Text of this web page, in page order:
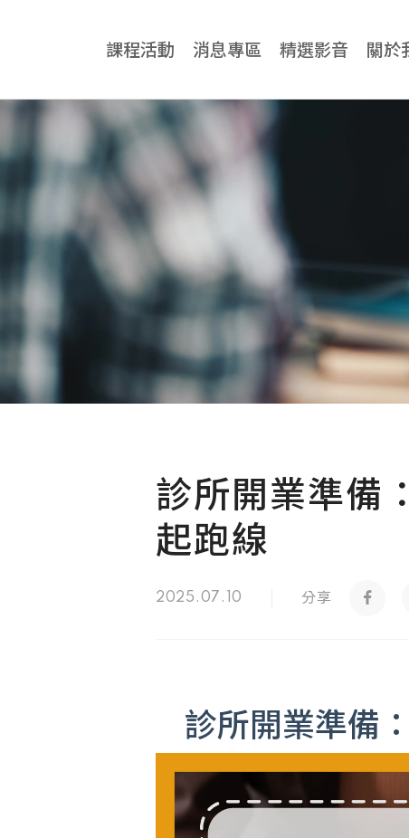
課程活動
牙科專業
牙科專業總覽
神奇傑克隱適美課程
All-on-4一日全口重建課程
Zygoma Implant 實作課程
診所
牙醫
牙科
三口
消息專區 精選影音 關於
診所開業準備
起跑線
2025.07.10 分享
診所開業準備